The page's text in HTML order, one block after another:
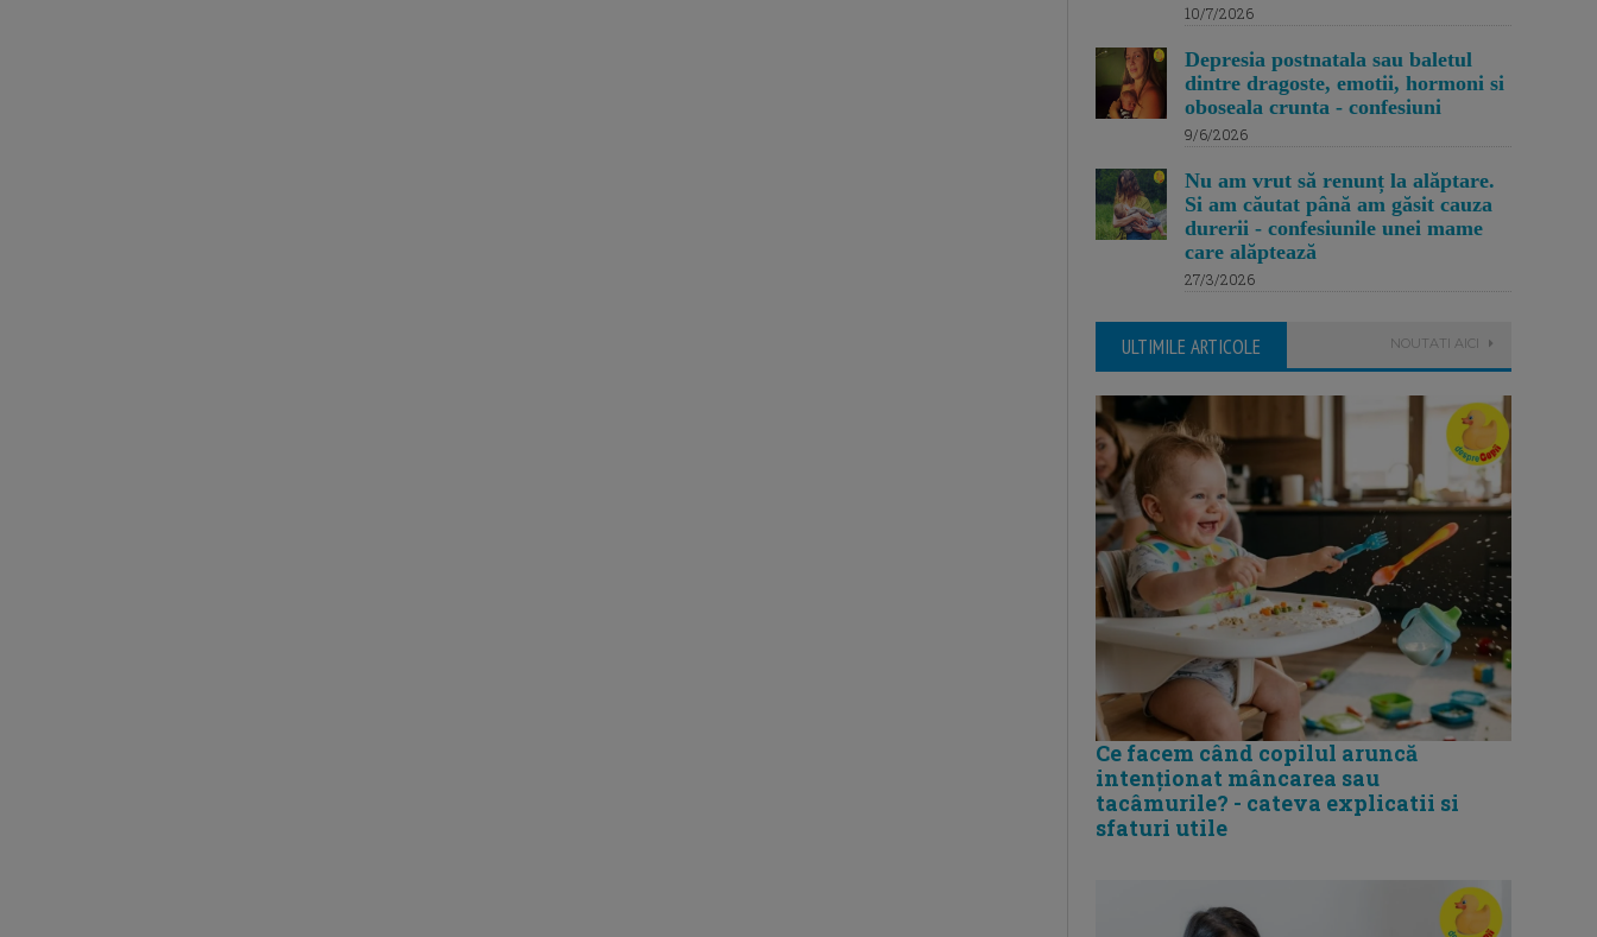
10/7/2026
Depresia postnatala sau baletul
dintre dragoste, emotii, hormoni si
oboseala crunta - confesiuni
9/6/2026
Nu am vrut să renunț la alăptare.
Si am căutat până am găsit cauza
durerii - confesiunile unei mame
care alăptează
27/3/2026
ULTIMILE ARTICOLE NOUTATI AICI
Ce facem când copilul aruncă
intenționat mâncarea sau
tacâmurile? - cateva explicatii si
sfaturi utile